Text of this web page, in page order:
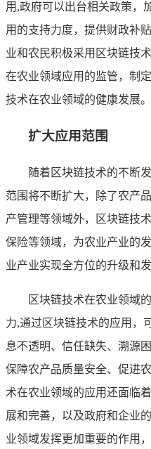
用,政府可以出台相关政策，
用的支持力度，提供财政补
业和农民积极采用区块链技
在农业领域应用的监管，制
技术在农业领域的健康发展。
扩大应用范围
随着区块链技术的不断
范围将不断扩大，除了农产
产管理等领域外，区块链技
保险等领域，为农业产业的
业产业实现全方位的升级和发
区块链技术在农业领域
力,通过区块链技术的应用，
息不透明、信任缺失、溯源
保障农产品质量安全、促进
术在农业领域的应用还面临
展和完善，以及政府和企业
业领域发挥更加重要的作用